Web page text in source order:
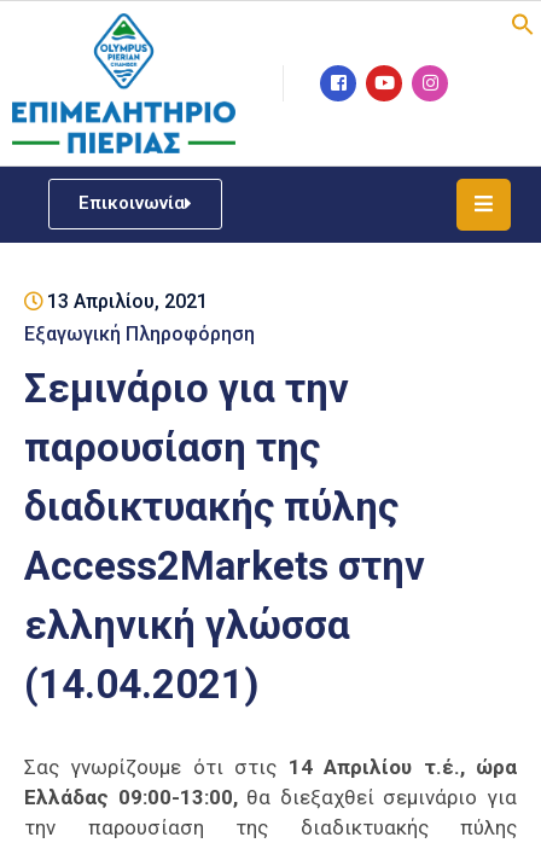
Επικοινωνία
Επιμελητήριο
Νέα
ΓΕΜΗ
Επιχειρηματική
Υποστήριξη
Έκθεση
Παραδοσιακών
Επαγγελμάτων
Έκθεση
ΕΒΕΠ-
ΚΜ
13 Απριλίου, 2021
Εξαγωγική Πληροφόρηση
Σεμινάριο για την
παρουσίαση της
διαδικτυακής πύλης
Access2Markets στην
ελληνική γλώσσα
(14.04.2021)
Σας γνωρίζουμε ότι στις 14 Απριλίου τ.έ., ώρα
Ελλάδας 09:00-13:00,θα διεξαχθεί σεμινάριο για
την παρουσίαση της διαδικτυακής πύλης